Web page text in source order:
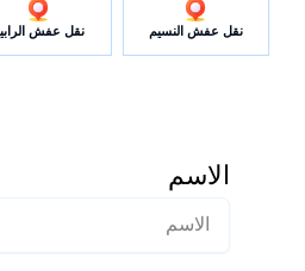
نقل عفش النسيم نقل عفش
الاسم